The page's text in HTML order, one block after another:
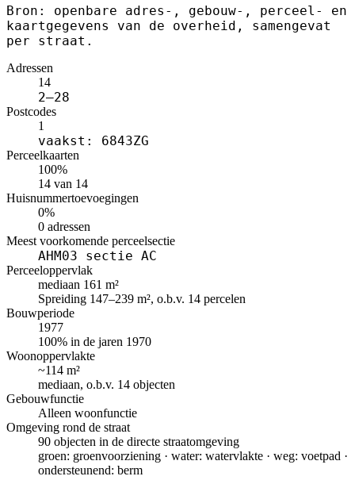
Bron: openbare adres-, gebouw-, perceel- en
kaartgegevens van de overheid, samengevat
per straat.
Adressen
14
2–28
Postcodes
1
vaakst: 6843ZG
Perceelkaarten
100%
14 van 14
Huisnummertoevoegingen
0%
0 adressen
Meest voorkomende perceelsectie
AHM03 sectie AC
Perceeloppervlak
mediaan 161 m²
Spreiding 147–239 m², o.b.v. 14 percelen
Bouwperiode
1977
100% in de jaren 1970
Woonoppervlakte
~114 m²
mediaan, o.b.v. 14 objecten
Gebouwfunctie
Alleen woonfunctie
Omgeving rond de straat
90 objecten in de directe straatomgeving
groen: groenvoorziening · water: watervlakte · weg: voetpad ·
ondersteunend: berm